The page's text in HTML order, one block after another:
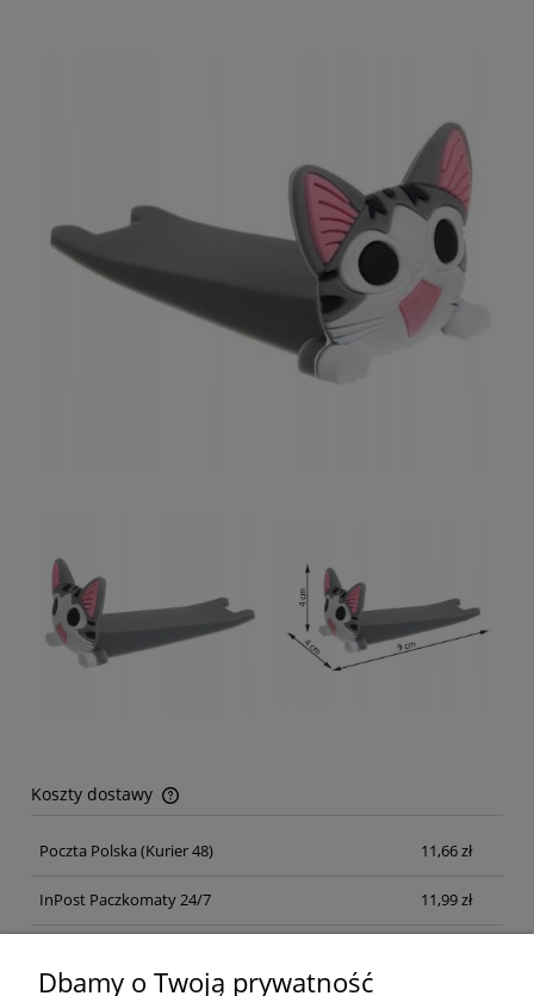
Koszty dostawy
Cena nie zawiera ewentualnych kosztów płatności
Poczta Polska (Kurier 48) 11,66 zł
InPost Paczkomaty 24/7 11,99 zł
Dbamy o Twoją prywatność